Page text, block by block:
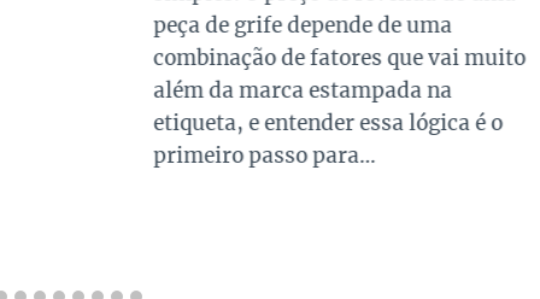
peça de grife depende de uma
combinação de fatores que vai muito
além da marca estampada na
etiqueta, e entender essa lógica é o
primeiro passo para…